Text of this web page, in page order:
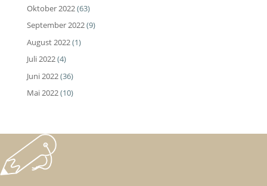
Oktober 2022(63)
September 2022(9)
August 2022(1)
Juli 2022(4)
Juni 2022(36)
Mai 2022(10)